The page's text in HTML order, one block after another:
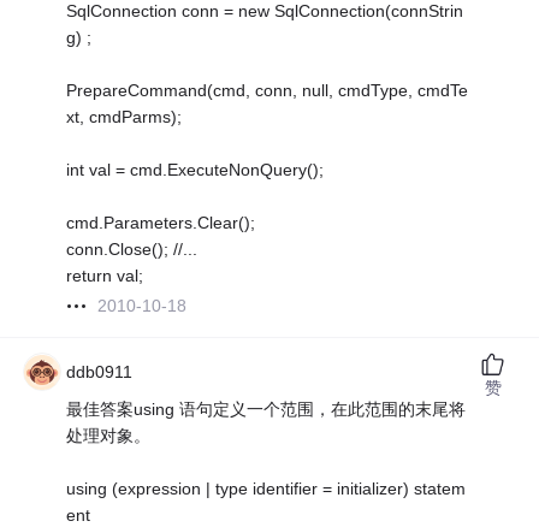
SqlConnection conn = new SqlConnection(connStrin
g) ;
PrepareCommand(cmd, conn, null, cmdType, cmdTe
xt, cmdParms);
int val = cmd.ExecuteNonQuery();
cmd.Parameters.Clear();
conn.Close(); //...
return val;
2010-10-18
ddb0911
最佳答案using 语句定义一个范围，在此范围的末尾将
处理对象。
using (expression | type identifier = initializer) statem
ent
赞